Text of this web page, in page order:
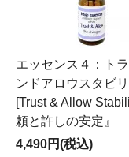
エッセンス４：ト
ンドアロウスタビ
[Trust & Allow
頼と許しの安定』
4,490円(税込)